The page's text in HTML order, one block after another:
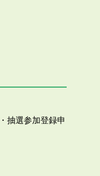
抽選参加登録申